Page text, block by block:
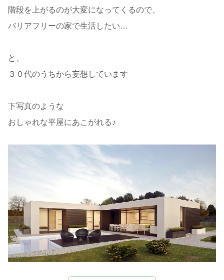
階段を上がるのが大変になってくるので、
バリアフリーの家で生活したい…
と、
３０代のうちから妄想しています
下写真のような
おしゃれな平屋にあこがれる♪